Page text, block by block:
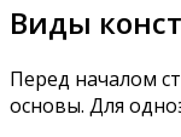
Виды
Перед началом
основы. Для